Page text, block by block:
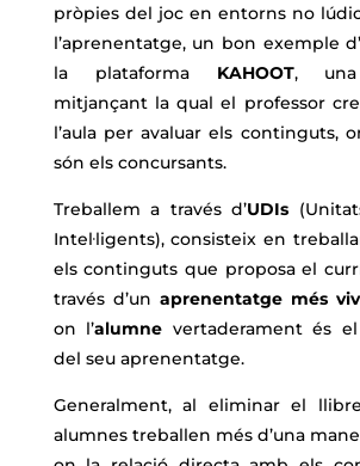
pròpies del joc en entorns no
l’aprenentatge, un bon exemple
la plataforma KAHOOT, una
mitjançant la qual el professor
l’aula per avaluar els continguts,
són els concursants.
Treballem a través d’UDIs
Intel·ligents), consisteix en
els continguts que proposa el
través d’un aprenentatge més
on l’alumne vertaderament és el
del seu aprenentatge.
Generalment, al eliminar el
alumnes treballen més d’una